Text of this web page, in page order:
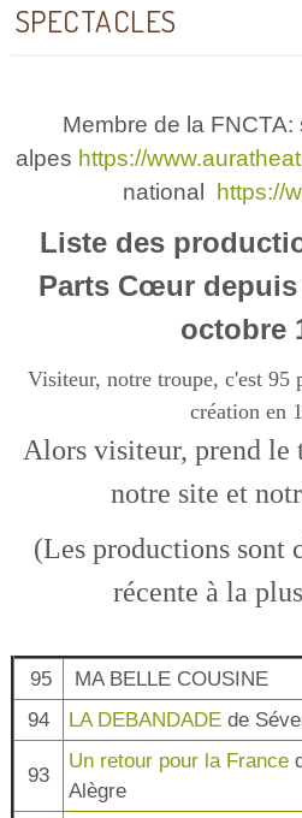
SPECTACLES
Membre de la
alpes https://
national
https://
Liste des
Parts Cœur
octobre
Visiteur, notre troupe, c'est 95
création en
Alors visiteur, prend le
notre site et
(Les productions sont
récente à la
95
MA BELLE COUSINE
94
LA DEBANDADEde
93
Un retour pour la France
Alègre